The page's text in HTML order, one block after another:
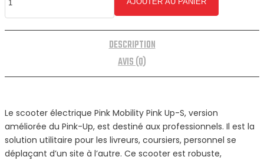
DESCRIPTION
AVIS (0)
Le scooter électrique Pink Mobility Pink Up-S, version
améliorée du Pink-Up, est destiné aux professionnels. Il est la
solution utilitaire pour les livreurs, coursiers, personnel se
déplaçant d’un site à l’autre. Ce scooter est robuste,